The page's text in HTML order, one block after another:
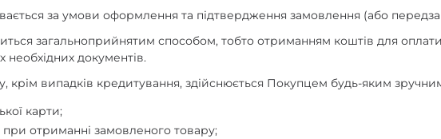
за умови оформлення та підтвердження замовлення (або
загальноприйнятим способом, тобто отриманням коштів для
необхідних документів.
крім випадків кредитування, здійснюється Покупцем будь-яким
карти;
отриманні замовленого товару;